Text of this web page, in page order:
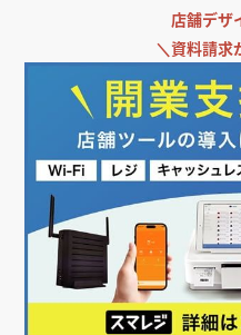
店舗デザ
＼資料請求